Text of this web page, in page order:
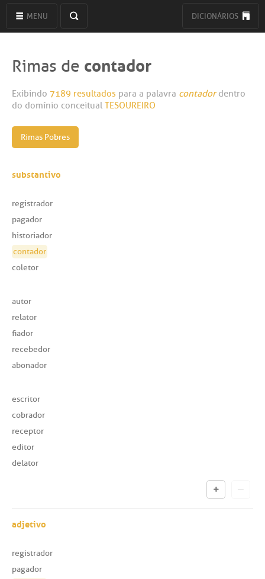
MENU DICIONÁRIOS
Rimas de contador
Exibindo 7189 resultados para a palavra contadordentro
do domínio conceitual TESOUREIRO
Rimas Pobres
substantivo
registrador
pagador
historiador
contador
coletor
autor
relator
fiador
recebedor
abonador
escritor
cobrador
receptor
editor
delator
adjetivo
registrador
pagador